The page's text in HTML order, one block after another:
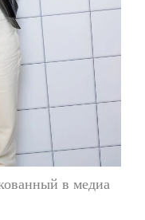
в медиа